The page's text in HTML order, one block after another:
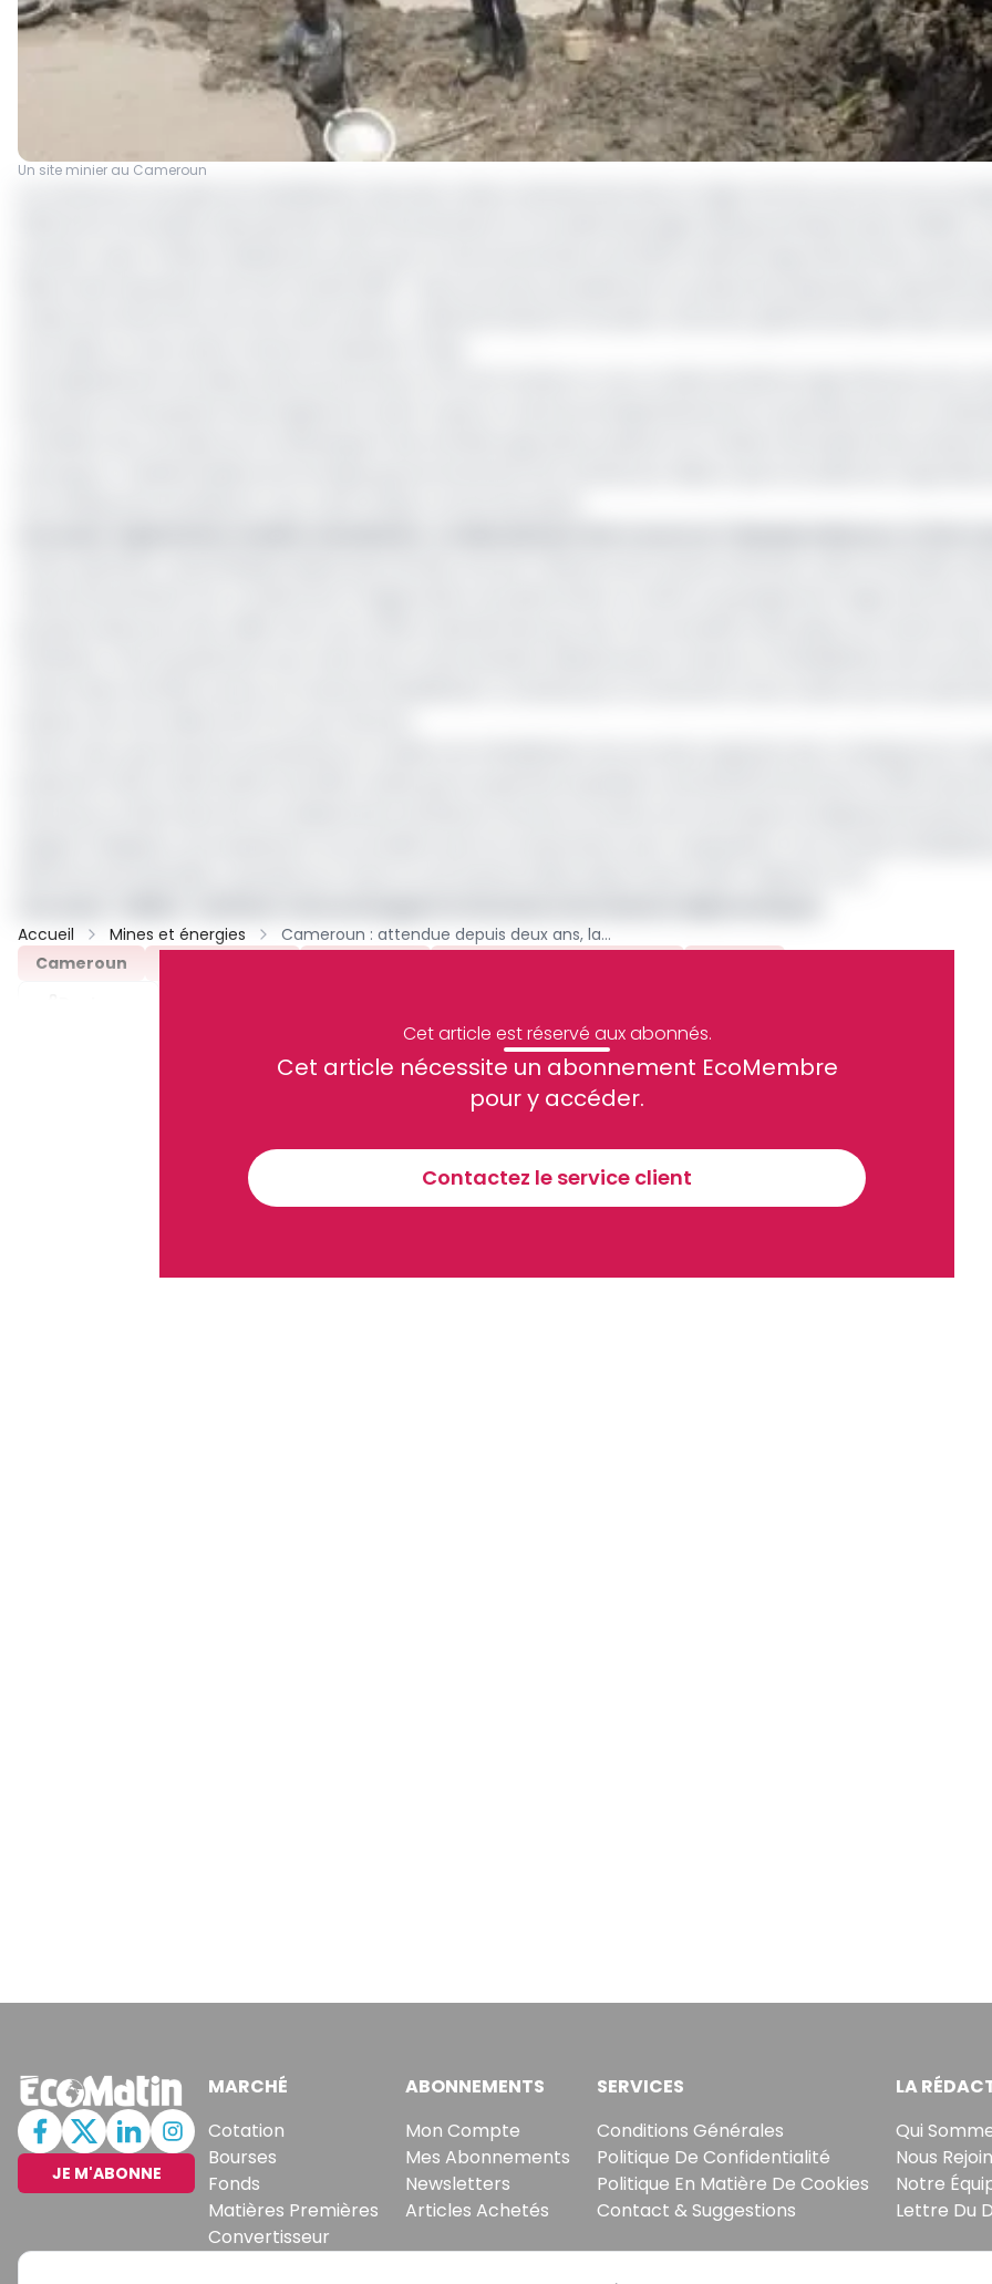
Un site minier au Cameroun
Cet article est réservé aux abonnés.
Cet article nécessite un abonnement EcoMembre
pour y accéder.
Contactez le service client
Accueil Mines et énergies
Cameroun : attendue depuis deux ans, la réhabilitation des sites miniers abandonnés reportée à fin 2025
Cameroun
Recevez notre briefing économique et financier tous les jours avant 10 heures.
En vous inscrivant à la newsletter, vous acceptez de recevoir nos communications. Vous pouvez vous désabonner à tout moment.
JE M'ABONNE
MARCHÉ
Cotation
Bourses
Fonds
Matières Premières
Convertisseur
ABONNEMENTS
Mon Compte
Mes Abonnements
Newsletters
Articles Achetés
SERVICES
Conditions Générales
Politique De Confidentialité
Politique En Matière De Cookies
Contact & Suggestions
LA
Qui
Nous
Notre
Lettre Du